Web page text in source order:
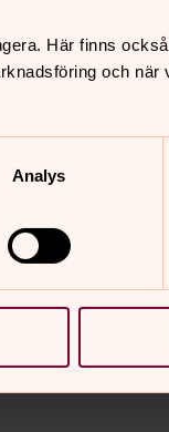
Här finns
och när
Analys